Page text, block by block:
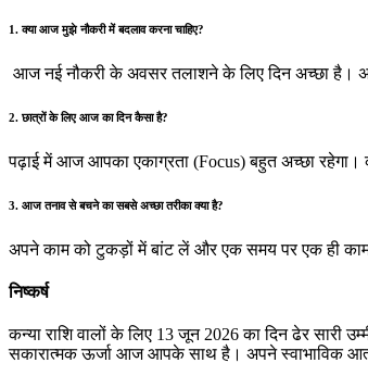
1. क्या आज मुझे नौकरी में बदलाव करना चाहिए?
आज नई नौकरी के अवसर तलाशने के लिए दिन अच्छा है।
2. छात्रों के लिए आज का दिन कैसा है?
पढ़ाई में आज आपका एकाग्रता (Focus) बहुत अच्छा
3. आज तनाव से बचने का सबसे अच्छा तरीका क्या है?
अपने काम को टुकड़ों में बांट लें और एक समय पर एक ही
निष्कर्ष
कन्या राशि वालों के लिए 13 जून 2026 का दिन ढेर
सकारात्मक ऊर्जा आज आपके साथ है। अपने स्वाभाविक